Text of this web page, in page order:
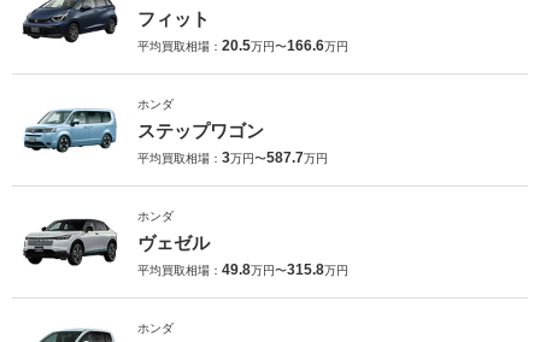
フィット
平均買取相場： 20.5万円〜166.6万円
ホンダ
ステップワゴン
平均買取相場： 3万円〜587.7万円
ホンダ
ヴェゼル
平均買取相場： 49.8万円〜315.8万円
ホンダ